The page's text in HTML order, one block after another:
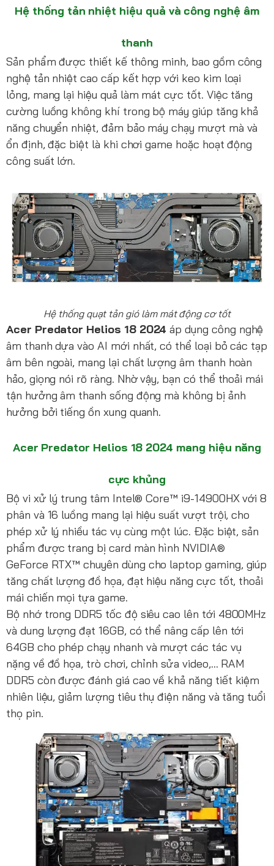
Hệ thống tản nhiệt hiệu quả và công nghệ âm
thanh
Sản phẩm được thiết kế thông minh, bao gồm công
nghệ tản nhiệt cao cấp kết hợp với keo kim loại
lỏng, mang lại hiệu quả làm mát cực tốt. Việc tăng
cường luồng không khí trong bộ máy giúp tăng khả
năng chuyển nhiệt, đảm bảo máy chạy mượt mà và
ổn định, đặc biệt là khi chơi game hoặc hoạt động
công suất lớn.
Hệ thống quạt tản gió làm mát động cơ tốt
Acer Predator Helios 18 2024 áp dụng công nghệ
âm thanh dựa vào AI mới nhất, có thể loại bỏ các tạp
âm bên ngoài, mang lại chất lượng âm thanh hoàn
hảo, giọng nói rõ ràng. Nhờ vậy, bạn có thể thoải mái
tận hưởng âm thanh sống động mà không bị ảnh
hưởng bởi tiếng ồn xung quanh.
Acer Predator Helios 18 2024 mang hiệu năng
cực khủng
Bộ vi xử lý trung tâm Intel® Core™ i9-14900HX với 8
phân và 16 luồng mang lại hiệu suất vượt trội, cho
phép xử lý nhiều tác vụ cùng một lúc. Đặc biệt, sản
phẩm được trang bị card màn hình NVIDIA®
GeForce RTX™ chuyên dùng cho laptop gaming, giúp
tăng chất lượng đồ họa, đạt hiệu năng cực tốt, thoải
mái chiến mọi tựa game.
Bộ nhớ trong DDR5 tốc độ siêu cao lên tới 4800MHz
và dung lượng đạt 16GB, có thể nâng cấp lên tới
64GB cho phép chạy nhanh và mượt các tác vụ
nặng về đồ họa, trò chơi, chỉnh sửa video,... RAM
DDR5 còn được đánh giá cao về khả năng tiết kiệm
nhiên liệu, giảm lượng tiêu thụ điện năng và tăng tuổi
thọ pin.